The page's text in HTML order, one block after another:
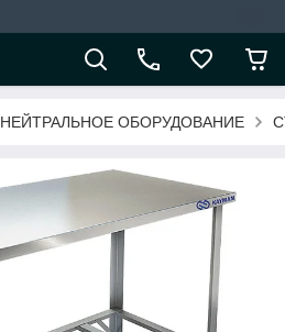
НЕЙТРАЛЬНОЕ ОБОРУДОВАНИЕ